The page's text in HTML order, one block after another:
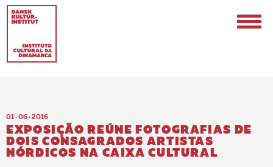
01 · 06 · 2016
EXPOSIÇÃO REÚNE FOTOGRAFIAS DE
DOIS CONSAGRADOS ARTISTAS
NÓRDICOS NA CAIXA CULTURAL